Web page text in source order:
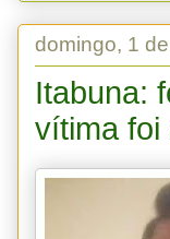
domingo, 1
Itabuna:
vítima foi